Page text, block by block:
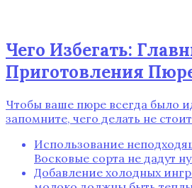
Чего Избегать:
Приготовления
Чтобы ваше пюре всегда было
запомните‚ чего делать не
Использование
Восковые сорта не дадут
Добавление холодных